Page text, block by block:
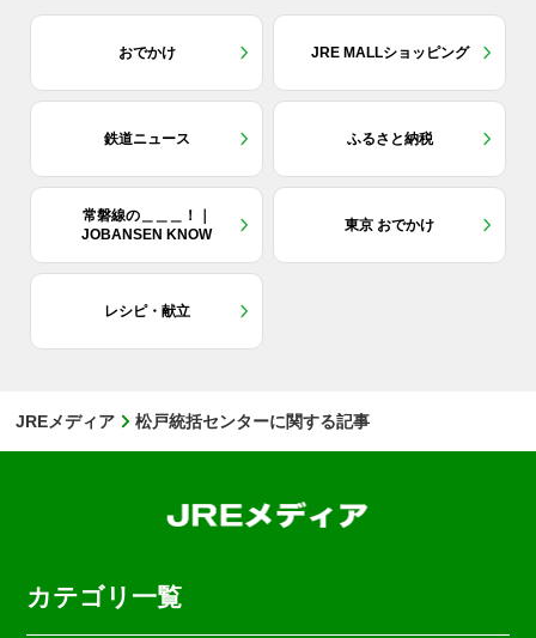
おでかけ JRE MALLショッピング
鉄道ニュース ふるさと納税
常磐線の＿＿＿！｜
JOBANSEN KNOW
東京 おでかけ
レシピ・献立
JREメディア 松戸統括センターに関する記事
カテゴリ一覧